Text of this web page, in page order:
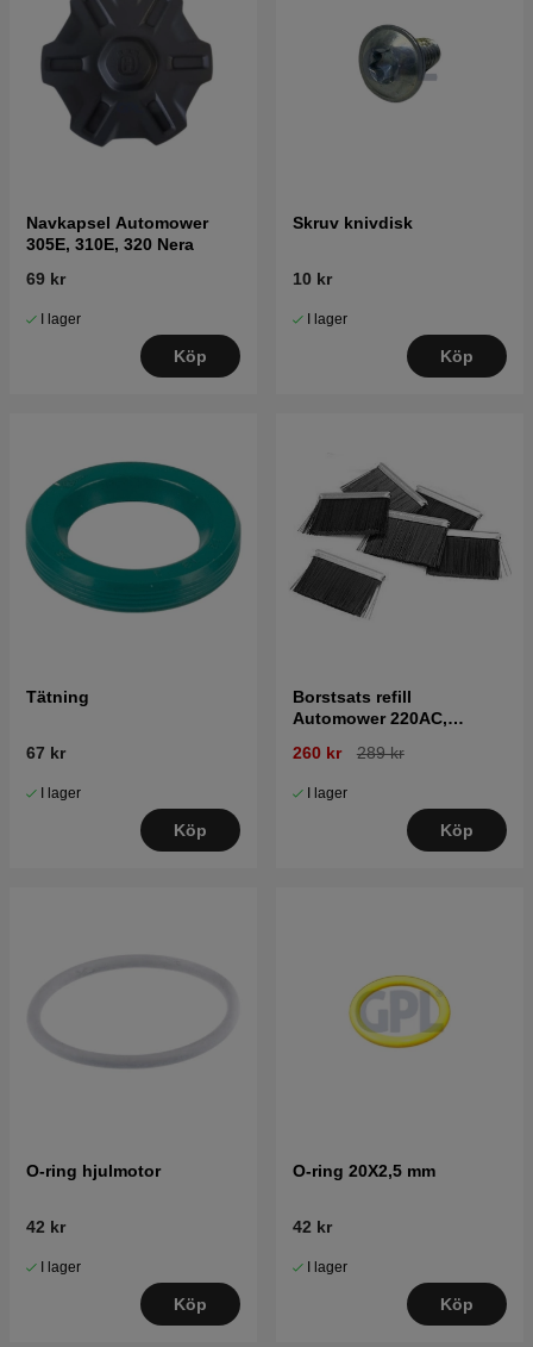
Navkapsel Automower
305E, 310E, 320 Nera
69 kr
I lager
Köp
Skruv knivdisk
10 kr
I lager
Köp
Tätning
67 kr
I lager
Köp
Borstsats refill
Automower 220AC,
260 kr 289 kr
I lager
Köp
O-ring hjulmotor
42 kr
I lager
Köp
O-ring 20X2,5 mm
42 kr
I lager
Köp